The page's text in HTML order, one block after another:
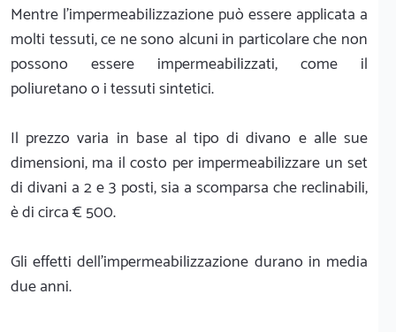
Mentre l'impermeabilizzazione può essere applicata a
molti tessuti, ce ne sono alcuni in particolare che non
possono essere impermeabilizzati, come il
poliuretano o i tessuti sintetici.
Il prezzo varia in base al tipo di divano e alle sue
dimensioni, ma il costo per impermeabilizzare un set
di divani a 2 e 3 posti, sia a scomparsa che reclinabili,
è di circa € 500.
Gli effetti dell'impermeabilizzazione durano in media
due anni.